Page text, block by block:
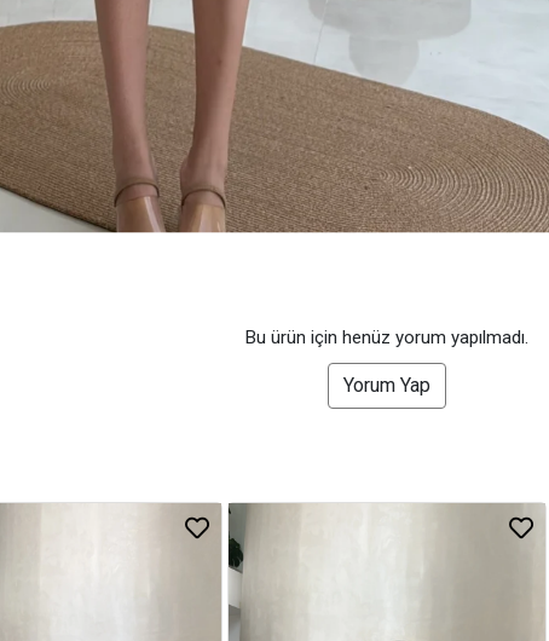
Bu ürün için henüz yorum yapılmadı.
Yorum Yap